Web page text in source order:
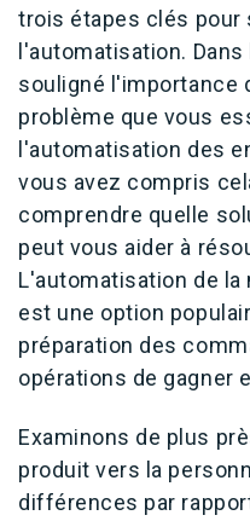
trois étapes clés pour
l'automatisation.
souligné l'importance
problème que vous
l'automatisation des
vous avez compris
comprendre quelle
peut vous aider à
L'automatisation de la
est une option
préparation des
opérations de gagner
Examinons de plus
produit vers la
différences par